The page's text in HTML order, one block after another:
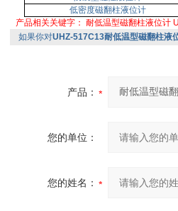
低密度磁翻柱液位计
产品相关关键字： 耐低温型磁翻柱液位计
如果你对UHZ-517C13耐低温型磁翻柱液
产品：
您的单位：
您的姓名：